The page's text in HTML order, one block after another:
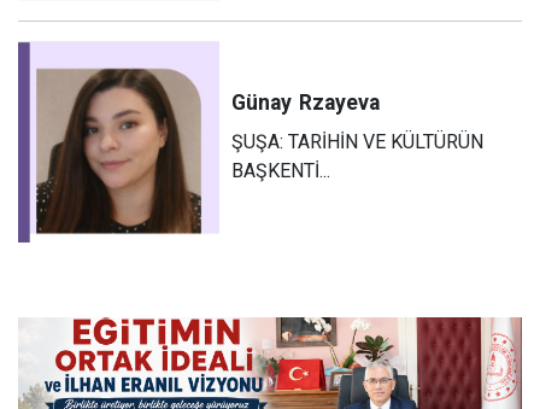
Günay Rzayeva
ŞUŞA: TARİHİN VE KÜLTÜRÜN
BAŞKENTİ...